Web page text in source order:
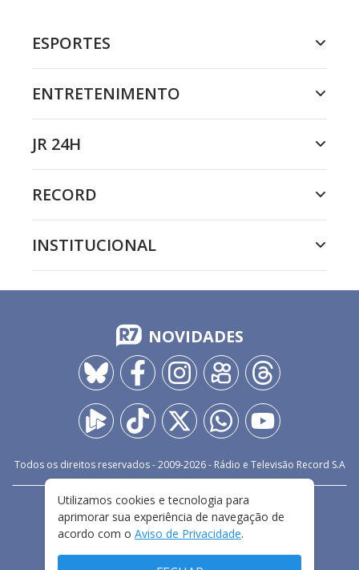
ESPORTES
ENTRETENIMENTO
JR 24H
RECORD
INSTITUCIONAL
NOVIDADES
Todos os direitos reservados - 2009-2026- Rádio e Televisão Record S.A
FALE CONOSCO
PRIVACIDADE
TERMOS E CONDIÇÕES DE USO
Utilizamos cookies e tecnologia para
aprimorar sua experiência de navegação de
acordo com o Aviso de Privacidade.